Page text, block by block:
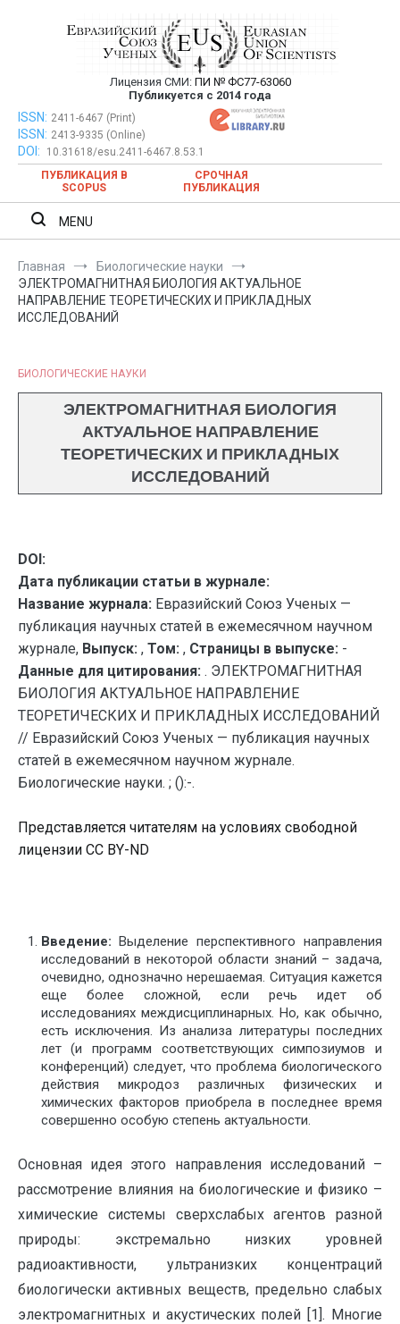
Евразийский Союз Ученых —
публикация научных статей в
ежемесячном научном журнале
Лицензия СМИ: ПИ № ФС77-63060
Публикуется с 2014 года
Евразийский Союз Ученых — публикация научных статей в
ежемесячном научном журнале
ISSN: 2411-6467 (Print)
ISSN: 2413-9335 (Online)
DOI:
10.31618/esu.2411-6467.8.53.1
ПУБЛИКАЦИЯ В
SCOPUS
СРОЧНАЯ
ПУБЛИКАЦИЯ
MENU
Главная
Биологические науки
ЭЛЕКТРОМАГНИТНАЯ БИОЛОГИЯ АКТУАЛЬНОЕ
НАПРАВЛЕНИЕ ТЕОРЕТИЧЕСКИХ И ПРИКЛАДНЫХ
ИССЛЕДОВАНИЙ
БИОЛОГИЧЕСКИЕ НАУКИ
ЭЛЕКТРОМАГНИТНАЯ БИОЛОГИЯ
АКТУАЛЬНОЕ НАПРАВЛЕНИЕ
ТЕОРЕТИЧЕСКИХ И ПРИКЛАДНЫХ
ИССЛЕДОВАНИЙ
DOI:
Дата публикации статьи в журнале:
Название журнала: Евразийский Союз Ученых —
публикация научных статей в ежемесячном научном
журнале, Выпуск: , Том: , Страницы в выпуске: -
Данные для цитирования: . ЭЛЕКТРОМАГНИТНАЯ
БИОЛОГИЯ АКТУАЛЬНОЕ НАПРАВЛЕНИЕ
ТЕОРЕТИЧЕСКИХ И ПРИКЛАДНЫХ ИССЛЕДОВАНИЙ
// Евразийский Союз Ученых — публикация научных
статей в ежемесячном научном журнале.
Биологические науки. ; ():-.
Представляется читателям на условиях свободной
лицензии CC BY-ND
Введение: Выделение перспективного направления
исследований в некоторой области знаний – задача,
очевидно, однозначно нерешаемая. Ситуация кажется
еще более сложной, если речь идет об
исследованиях междисциплинарных. Но, как обычно,
есть исключения. Из анализа литературы последних
лет (и программ соответствующих симпозиумов и
конференций) следует, что проблема биологического
действия микродоз различных физических и
химических факторов приобрела в последнее время
совершенно особую степень актуальности.
Основная идея этого направления исследований –
рассмотрение влияния на биологические и физико –
химические системы сверхслабых агентов разной
природы: экстремально низких уровней
радиоактивности, ультранизких концентраций
биологически активных веществ, предельно слабых
электромагнитных и акустических полей [1]. Многие